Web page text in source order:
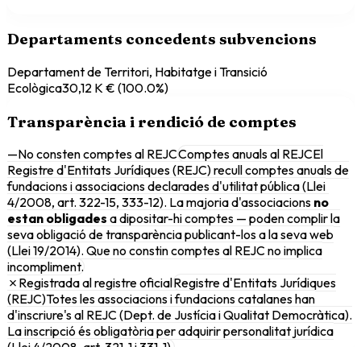
Departaments concedents subvencions
Departament de Territori, Habitatge i Transició
Ecològica30,12 K € (100.0%)
Transparència i rendició de comptes
—No consten comptes al REJCComptes anuals al REJCEl
Registre d'Entitats Jurídiques (REJC) recull comptes anuals de
fundacions i associacions declarades d'utilitat pública (Llei
4/2008, art. 322-15, 333-12). La majoria d'associacions no
estan obligades a dipositar-hi comptes — poden complir la
seva obligació de transparència publicant-los a la seva web
(Llei 19/2014). Que no constin comptes al REJC no implica
incompliment.
✗ Registrada al registre oficialRegistre d'Entitats Jurídiques
(REJC)Totes les associacions i fundacions catalanes han
d'inscriure's al REJC (Dept. de Justícia i Qualitat Democràtica).
La inscripció és obligatòria per adquirir personalitat jurídica